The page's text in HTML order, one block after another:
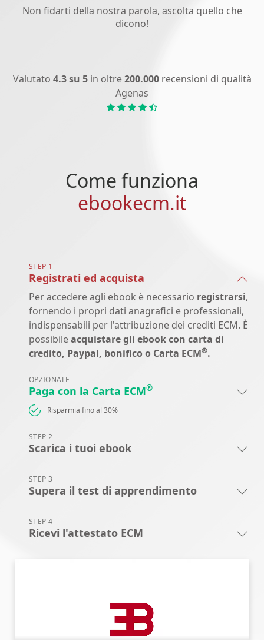
Non fidarti della nostra parola, ascolta quello che
dicono!
Valutato 4.3 su 5in oltre200.000recensioni di qualità
Agenas
Come funziona
ebookecm.it
STEP 1
Registrati ed acquista
Per accedere agli ebook è necessario registrarsi,
fornendo i propri dati anagrafici e professionali,
indispensabili per l'attribuzione dei crediti ECM. È
possibileacquistare gli ebook con carta di
credito, Paypal, bonifico o Carta ECM®.
OPZIONALE
Paga con la Carta ECM®
Risparmia fino al 30%
STEP 2
Scarica i tuoi ebook
STEP 3
Supera il test di apprendimento
STEP 4
Ricevi l'attestato ECM